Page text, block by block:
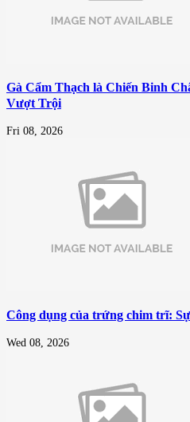
Gà Cẩm Thạch là Chiến Binh
Vượt Trội
Fri 08, 2026
Công dụng của trứng chim trĩ:
Wed 08, 2026